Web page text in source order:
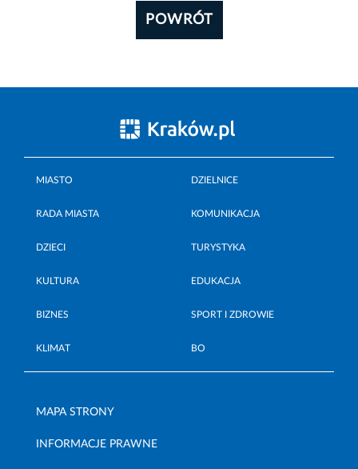
POWRÓT
MIASTO DZIELNICE
RADA MIASTA KOMUNIKACJA
DZIECI TURYSTYKA
KULTURA EDUKACJA
BIZNES SPORT I ZDROWIE
KLIMAT BO
MAPA STRONY
INFORMACJE PRAWNE